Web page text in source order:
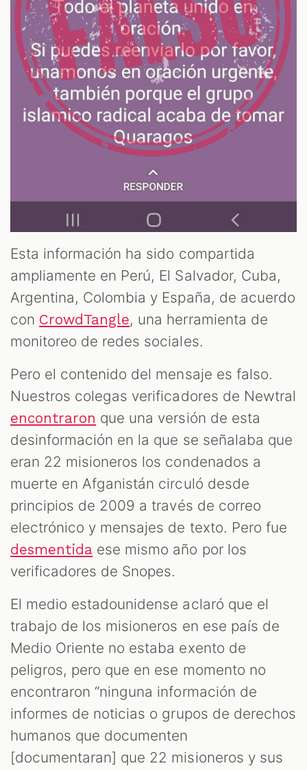
Esta información ha sido compartida
ampliamente en Perú, El Salvador, Cuba,
Argentina, Colombia y España, de acuerdo
con CrowdTangle, una herramienta de
monitoreo de redes sociales.
Pero el contenido del mensaje es falso.
Nuestros colegas verificadores de Newtral
encontraron que una versión de esta
desinformación en la que se señalaba que
eran 22 misioneros los condenados a
muerte en Afganistán circuló desde
principios de 2009 a través de correo
electrónico y mensajes de texto. Pero fue
desmentida ese mismo año por los
verificadores de Snopes.
El medio estadounidense aclaró que el
trabajo de los misioneros en ese país de
Medio Oriente no estaba exento de
peligros, pero que en ese momento no
encontraron “ninguna información de
informes de noticias o grupos de derechos
humanos que documenten
[documentaran] que 22 misioneros y sus